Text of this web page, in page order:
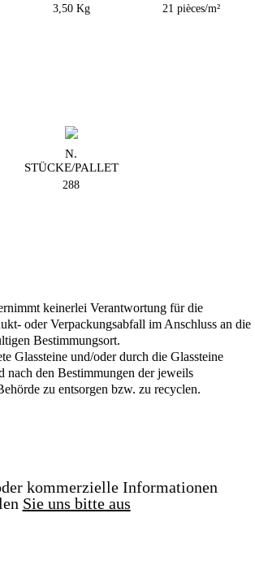
3,50 Kg 21 pièces/m²
N.
STÜCKE/PALLET
288
keinerlei Verantwortung für die
oder Verpackungsabfall im Anschluss an die
Bestimmungsort.
Glassteine und/oder durch die Glassteine
nach den Bestimmungen der jeweils
zu entsorgen bzw. zu recyclen.
kommerzielle Informationen
Sie uns bitte aus